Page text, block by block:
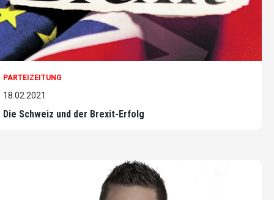
PARTEIZEITUNG
18.02.2021
Die Schweiz und der Brexit-Erfolg